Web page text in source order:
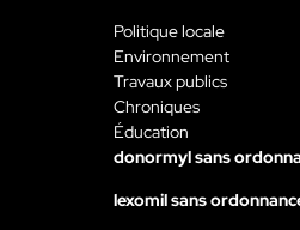
Politique locale
Environnement
Travaux publics
Chroniques
Éducation
donormyl sans
lexomil sans